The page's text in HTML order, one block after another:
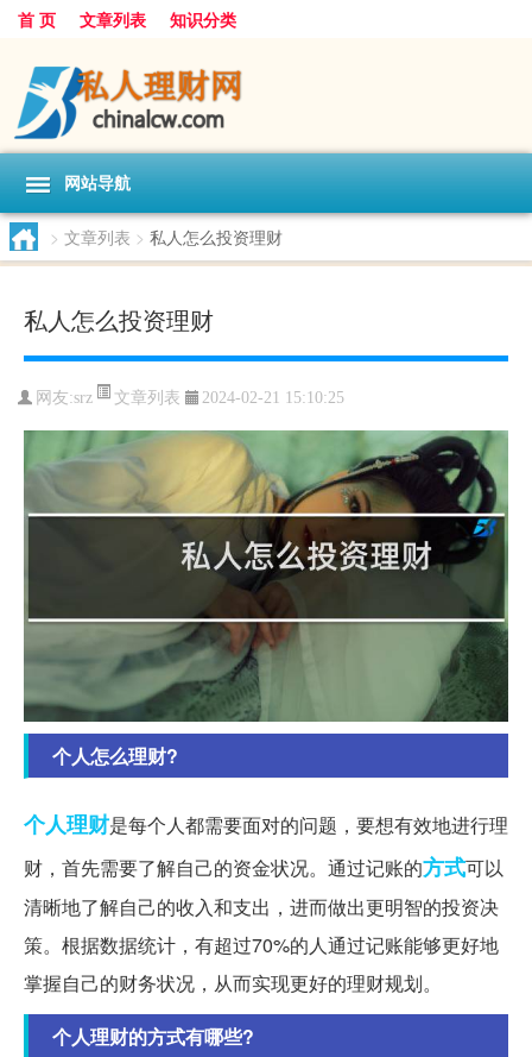
首 页 文章列表 知识分类
网站导航
> 文章列表 > 私人怎么投资理财
私人怎么投资理财
网友:srz 文章列表 2024-02-21 15:10:25
个人怎么理财?
个人理财是每个人都需要面对的问题，要想有效地进行理
财，首先需要了解自己的资金状况。通过记账的方式可以
清晰地了解自己的收入和支出，进而做出更明智的投资决
策。根据数据统计，有超过70%的人通过记账能够更好地
掌握自己的财务状况，从而实现更好的理财规划。
个人理财的方式有哪些?